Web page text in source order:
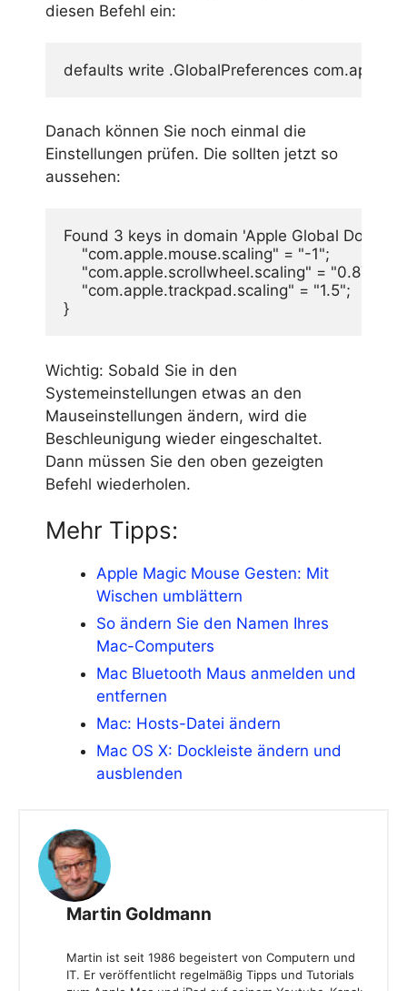
diesen Befehl ein:
defaults write .GlobalPreferences
Danach können Sie noch einmal die
Einstellungen prüfen. Die sollten jetzt so
aussehen:
Found 3 keys in domain 'Apple Global
"com.apple.mouse.scaling" = "-1";
"com.apple.scrollwheel.scaling" = "0.875";
"com.apple.trackpad.scaling" = "1.5";
}
Wichtig: Sobald Sie in den
Systemeinstellungen etwas an den
Mauseinstellungen ändern, wird die
Beschleunigung wieder eingeschaltet.
Dann müssen Sie den oben gezeigten
Befehl wiederholen.
Mehr Tipps:
Apple Magic Mouse Gesten: Mit
Wischen umblättern
So ändern Sie den Namen Ihres
Mac-Computers
Mac Bluetooth Maus anmelden und
entfernen
Mac: Hosts-Datei ändern
Mac OS X: Dockleiste ändern und
ausblenden
Martin Goldmann
Martin ist seit 1986 begeistert von Computern und
IT. Er veröffentlicht regelmäßig Tipps und Tutorials